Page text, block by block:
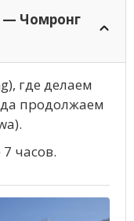
— Чомронг
где делаем
продолжаем
часов.